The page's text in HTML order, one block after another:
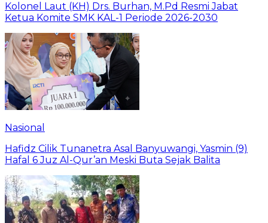
Kolonel Laut (KH) Drs. Burhan, M.Pd Resmi Jabat
Ketua Komite SMK KAL-1 Periode 2026-2030
Nasional
Hafidz Cilik Tunanetra Asal Banyuwangi, Yasmin (9)
Hafal 6 Juz Al-Qur’an Meski Buta Sejak Balita